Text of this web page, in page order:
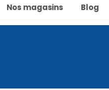
Nos magasins Blog